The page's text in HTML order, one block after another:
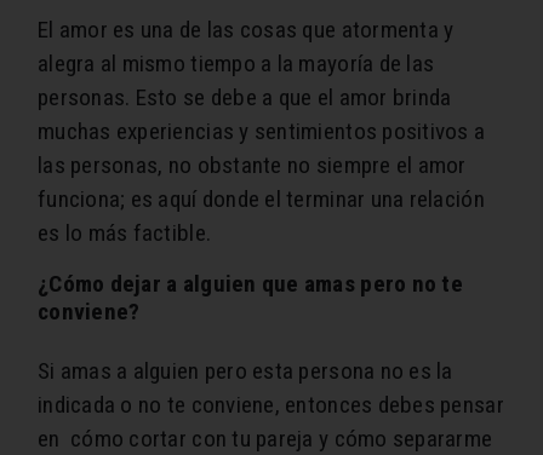
El amor es una de las cosas que atormenta y
alegra al mismo tiempo a la mayoría de las
personas. Esto se debe a que el amor brinda
muchas experiencias y sentimientos positivos a
las personas, no obstante no siempre el amor
funciona; es aquí donde el terminar una relación
es lo más factible.
¿Cómo dejar a alguien que amas pero no te
conviene?
Si amas a alguien pero esta persona no es la
indicada o no te conviene, entonces debes pensar
en cómo cortar con tu pareja y cómo separarme